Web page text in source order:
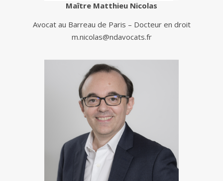
Maître Matthieu Nicolas
Avocat au Barreau de Paris – Docteur en droit
m.nicolas@ndavocats.fr